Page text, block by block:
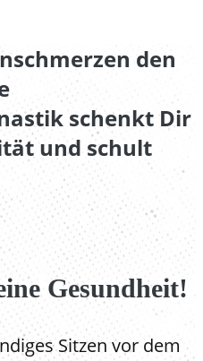
den
schenkt Dir
und schult
Gesundheit!
Sitzen vor dem